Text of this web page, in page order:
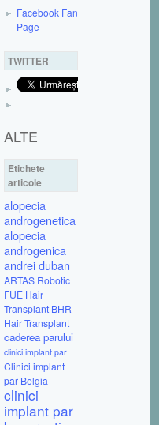
Facebook Fan
Page
TWITTER
ALTE
Etichete
articole
alopecia
androgenetica
alopecia
androgenica
andrei duban
ARTAS Robotic
FUE Hair
Transplant BHR
Hair Transplant
caderea parului
clinici implant par
Clinici implant
par Belgia
clinici
implant par